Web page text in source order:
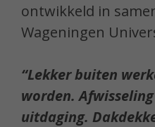
ontwikkeld in
Wageningen
“Lekker buiten
worden.
uitdaging.